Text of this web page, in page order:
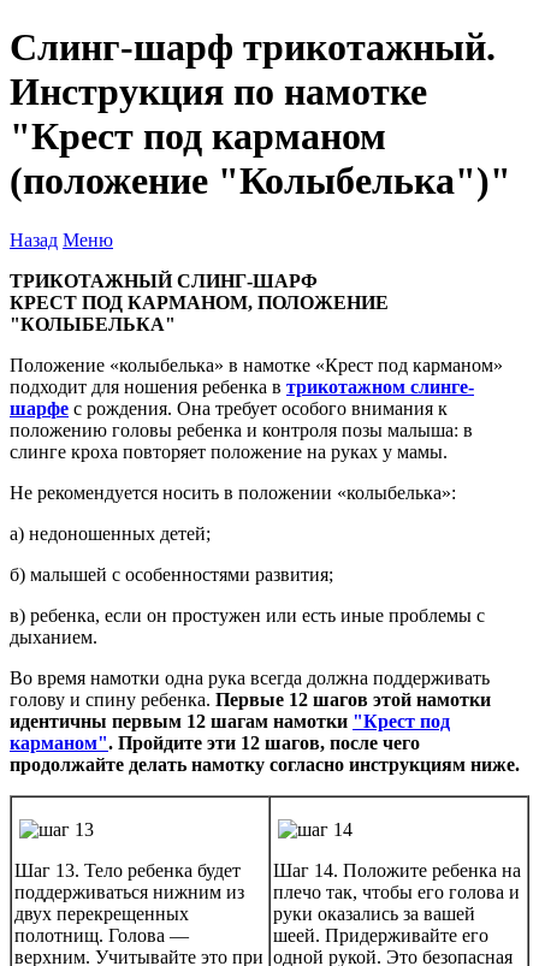
Слинг-шарф трикотажный.
Инструкция по намотке
"Крест под карманом
(положение "Колыбелька")"
Назад Меню
ТРИКОТАЖНЫЙ СЛИНГ-ШАРФ
КРЕСТ ПОД КАРМАНОМ, ПОЛОЖЕНИЕ
"КОЛЫБЕЛЬКА"
Положение «колыбелька» в намотке «Крест под карманом»
подходит для ношения ребенка в трикотажном слинге-
шарфе с рождения. Она требует особого внимания к
положению головы ребенка и контроля позы малыша: в
слинге кроха повторяет положение на руках у мамы.
Не рекомендуется носить в положении «колыбелька»:
а) недоношенных детей;
б) малышей с особенностями развития;
в) ребенка, если он простужен или есть иные проблемы с
дыханием.
Во время намотки одна рука всегда должна поддерживать
голову и спину ребенка. Первые 12 шагов этой намотки
идентичны первым 12 шагам намотки "Крест под
карманом". Пройдите эти 12 шагов, после чего
продолжайте делать намотку согласно инструкциям ниже.
Шаг 13. Тело ребенка будет
поддерживаться нижним из
двух перекрещенных
полотнищ. Голова —
верхним. Учитывайте это при
Шаг 14. Положите ребенка на
плечо так, чтобы его голова и
руки оказались за вашей
шеей. Придерживайте его
одной рукой. Это безопасная